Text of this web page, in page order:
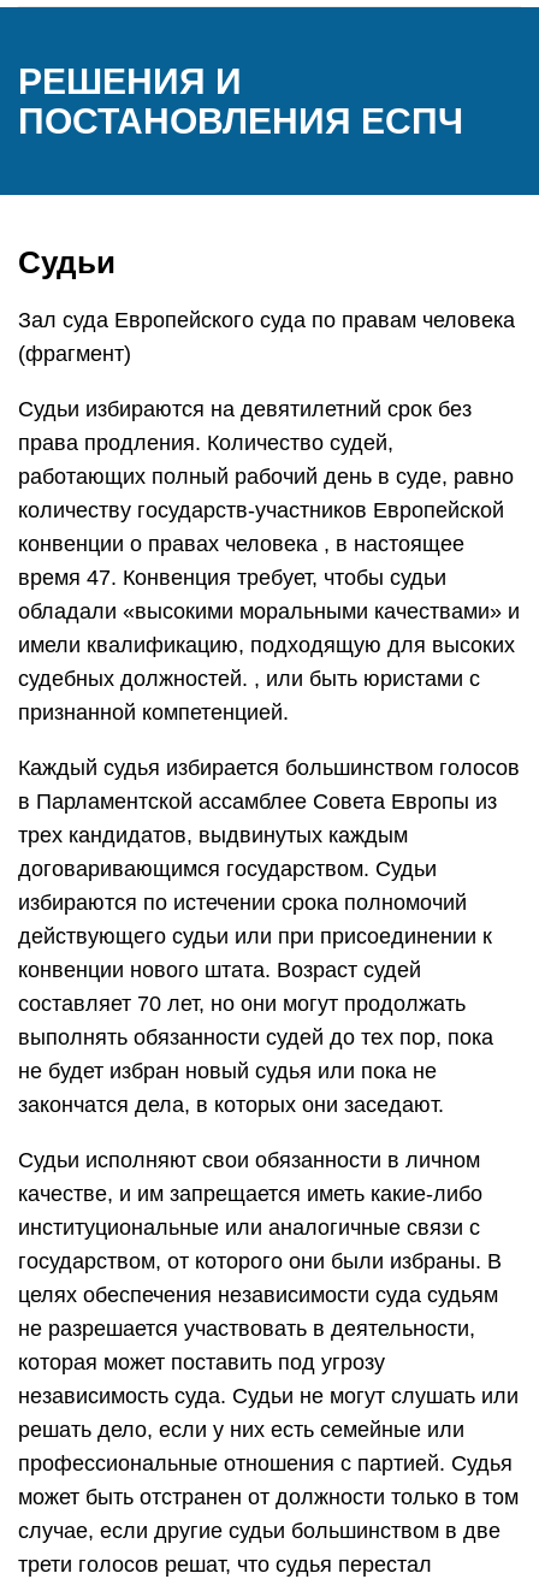
РЕШЕНИЯ И
ПОСТАНОВЛЕНИЯ ЕСПЧ
Судьи
Зал суда Европейского суда по правам человека
(фрагмент)
Судьи избираются на девятилетний срок без
права продления. Количество судей,
работающих полный рабочий день в суде, равно
количеству государств-участников Европейской
конвенции о правах человека , в настоящее
время 47. Конвенция требует, чтобы судьи
обладали «высокими моральными качествами» и
имели квалификацию, подходящую для высоких
судебных должностей. , или быть юристами с
признанной компетенцией.
Каждый судья избирается большинством голосов
в Парламентской ассамблее Совета Европы из
трех кандидатов, выдвинутых каждым
договаривающимся государством. Судьи
избираются по истечении срока полномочий
действующего судьи или при присоединении к
конвенции нового штата. Возраст судей
составляет 70 лет, но они могут продолжать
выполнять обязанности судей до тех пор, пока
не будет избран новый судья или пока не
закончатся дела, в которых они заседают.
Судьи исполняют свои обязанности в личном
качестве, и им запрещается иметь какие-либо
институциональные или аналогичные связи с
государством, от которого они были избраны. В
целях обеспечения независимости суда судьям
не разрешается участвовать в деятельности,
которая может поставить под угрозу
независимость суда. Судьи не могут слушать или
решать дело, если у них есть семейные или
профессиональные отношения с партией. Судья
может быть отстранен от должности только в том
случае, если другие судьи большинством в две
трети голосов решат, что судья перестал